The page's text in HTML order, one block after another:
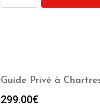
Guide Privé à
299.00€